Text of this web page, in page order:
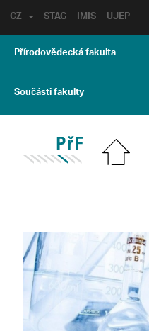
STAG IMIS UJEP
CZ
Přírodovědecká fakulta
Součásti fakulty